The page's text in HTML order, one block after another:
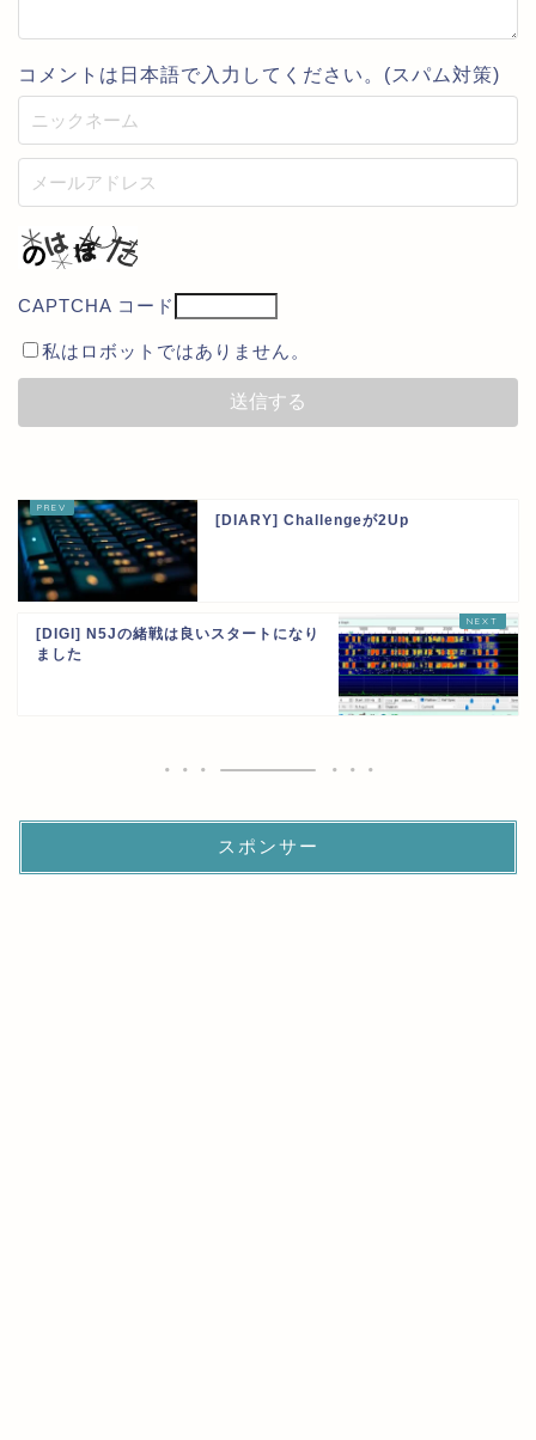
コメントは日本語で入力してください。(スパム対策)
CAPTCHA コード
私はロボットではありません。
[DIARY] Challengeが2Up
[DIGI] N5Jの緒戦は良いスタートになり
ました
スポンサー